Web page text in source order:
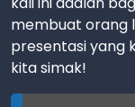
membuat orang
presentasi yang
kita simak!